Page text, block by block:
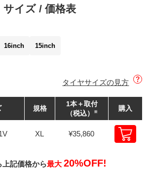
サイズ / 価格表
RV
CHRONICLE RV
16inch CHRONICLE RV
15inch
タイヤサイズの見方
規格
1本＋取付
（税込）
※ 購入
XL ¥35,860 購入
上記価格から最大 20%OFF!